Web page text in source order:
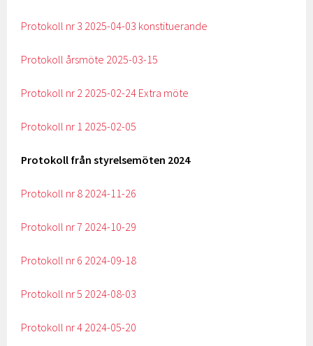
Protokoll nr 3 2025-04-03 konstituerande
Protokoll årsmöte 2025-03-15
Protokoll nr 2 2025-02-24 Extra möte
Protokoll nr 1 2025-02-05
Protokoll från styrelsemöten 2024
Protokoll nr 8 2024-11-26
Protokoll nr 7 2024-10-29
Protokoll nr 6 2024-09-18
Protokoll nr 5 2024-08-03
Protokoll nr 4 2024-05-20